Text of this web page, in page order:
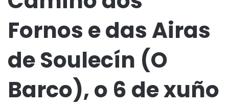
Fornos e das Airas
de Soulecín (O
Barco), o 6 de xuño